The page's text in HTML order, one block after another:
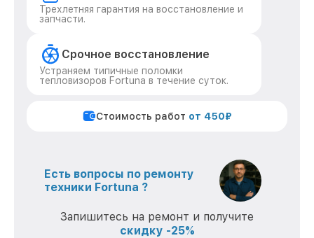
Трехлетняя гарантия на восстановление и
запчасти.
Срочное восстановление
Устраняем типичные поломки
тепловизоров Fortuna в течение суток.
Стоимость работ от 450₽
Есть вопросы по ремонту
техники Fortuna ?
Запишитесь на ремонт и получите
скидку -25%